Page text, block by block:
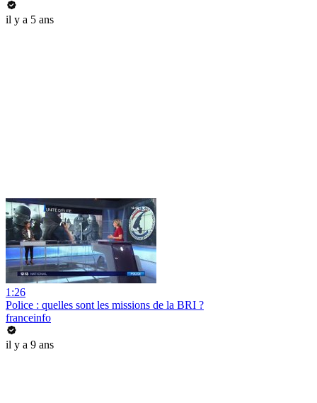
il y a 5 ans
1:26
Police : quelles sont les missions de la BRI ?
franceinfo
il y a 9 ans